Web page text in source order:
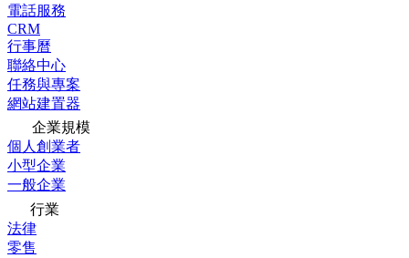
電話服務
CRM
行事曆
聯絡中心
任務與專案
網站建置器
企業規模
個人創業者
小型企業
一般企業
行業
法律
零售